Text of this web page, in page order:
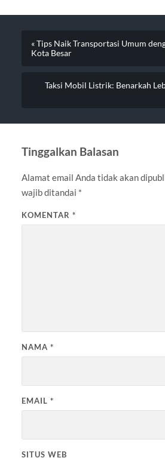
« Tips Naik Transportasi Umum
Kota Besar
Taksi Mobil Listrik: Benarkah
Tinggalkan Balasan
Alamat email Anda tidak akan
wajib ditandai *
KOMENTAR *
NAMA *
EMAIL *
SITUS WEB